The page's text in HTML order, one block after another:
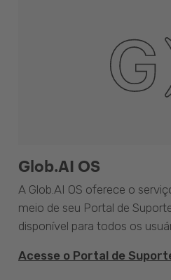
Glob.AI OS
A Glob.AI OS oferece o
meio de seu Portal de
disponível para todos os
Acesse o Portal de